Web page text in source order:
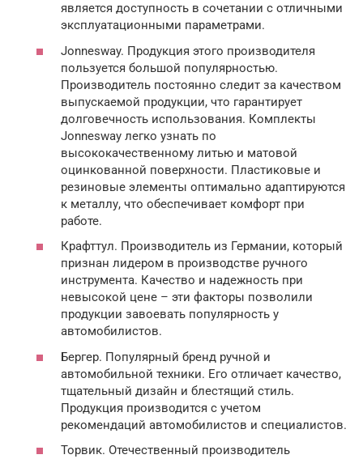
является доступность в сочетании с отличными
эксплуатационными параметрами.
Jonnesway. Продукция этого производителя
пользуется большой популярностью.
Производитель постоянно следит за качеством
выпускаемой продукции, что гарантирует
долговечность использования. Комплекты
Jonnesway легко узнать по
высококачественному литью и матовой
оцинкованной поверхности. Пластиковые и
резиновые элементы оптимально адаптируются
к металлу, что обеспечивает комфорт при
работе.
Крафттул. Производитель из Германии, который
признан лидером в производстве ручного
инструмента. Качество и надежность при
невысокой цене – эти факторы позволили
продукции завоевать популярность у
автомобилистов.
Бергер. Популярный бренд ручной и
автомобильной техники. Его отличает качество,
тщательный дизайн и блестящий стиль.
Продукция производится с учетом
рекомендаций автомобилистов и специалистов.
Торвик. Отечественный производитель